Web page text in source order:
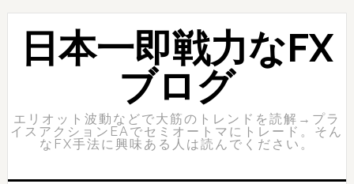
Skip
primary
navigation
Skip
content日本一即戦力なFX
ブログ
エリオット波動などで大筋のトレンドを読解→プラ
イスアクションEAでセミオートマにトレード。そん
なFX手法に興味ある人は読んでください。